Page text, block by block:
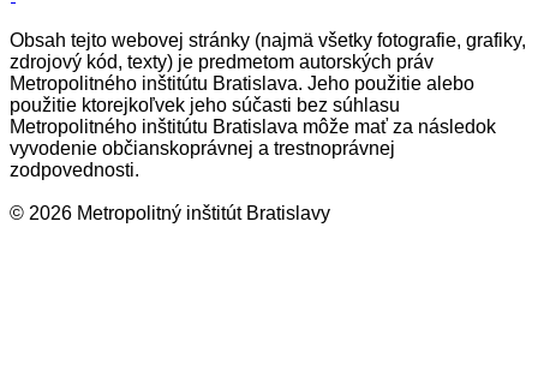
Obsah tejto webovej stránky (najmä všetky fotografie, grafiky,
zdrojový kód, texty) je predmetom autorských práv
Metropolitného inštitútu Bratislava. Jeho použitie alebo
použitie ktorejkoľvek jeho súčasti bez súhlasu
Metropolitného inštitútu Bratislava môže mať za následok
vyvodenie občianskoprávnej a trestnoprávnej
zodpovednosti.
© 2026 Metropolitný inštitút Bratislavy